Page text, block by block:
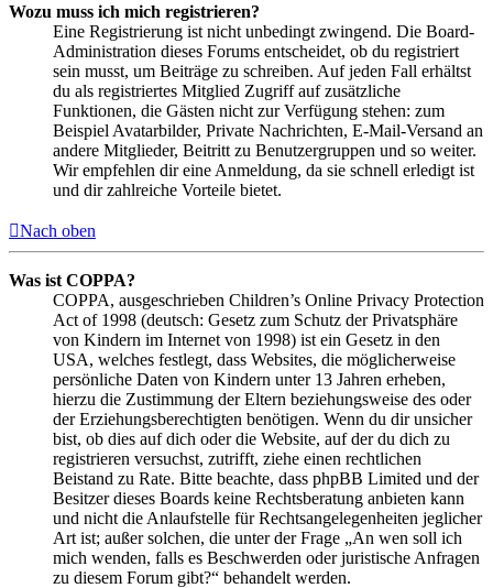
Wozu muss ich mich registrieren?
Eine Registrierung ist nicht unbedingt zwingend. Die Board-
Administration dieses Forums entscheidet, ob du registriert
sein musst, um Beiträge zu schreiben. Auf jeden Fall erhältst
du als registriertes Mitglied Zugriff auf zusätzliche
Funktionen, die Gästen nicht zur Verfügung stehen: zum
Beispiel Avatarbilder, Private Nachrichten, E-Mail-Versand an
andere Mitglieder, Beitritt zu Benutzergruppen und so weiter.
Wir empfehlen dir eine Anmeldung, da sie schnell erledigt ist
und dir zahlreiche Vorteile bietet.
Nach oben
Was ist COPPA?
COPPA, ausgeschrieben Children’s Online Privacy Protection
Act of 1998 (deutsch: Gesetz zum Schutz der Privatsphäre
von Kindern im Internet von 1998) ist ein Gesetz in den
USA, welches festlegt, dass Websites, die möglicherweise
persönliche Daten von Kindern unter 13 Jahren erheben,
hierzu die Zustimmung der Eltern beziehungsweise des oder
der Erziehungsberechtigten benötigen. Wenn du dir unsicher
bist, ob dies auf dich oder die Website, auf der du dich zu
registrieren versuchst, zutrifft, ziehe einen rechtlichen
Beistand zu Rate. Bitte beachte, dass phpBB Limited und der
Besitzer dieses Boards keine Rechtsberatung anbieten kann
und nicht die Anlaufstelle für Rechtsangelegenheiten jeglicher
Art ist; außer solchen, die unter der Frage „An wen soll ich
mich wenden, falls es Beschwerden oder juristische Anfragen
zu diesem Forum gibt?“ behandelt werden.